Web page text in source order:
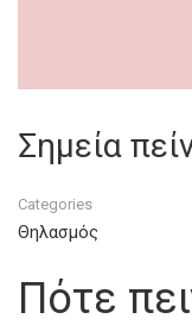
Σημεία
Categories
Θηλασμός
Πότε